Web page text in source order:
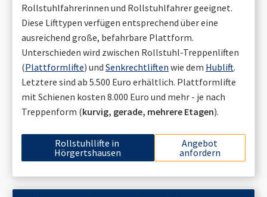
Rollstuhlfahrerinnen und Rollstuhlfahrer geeignet.
Diese Lifttypen verfügen entsprechend über eine
ausreichend große, befahrbare Plattform.
Unterschieden wird zwischen Rollstuhl-Treppenliften
(Plattformlifte) und Senkrechtliften wie dem Hublift.
Letztere sind ab 5.500 Euro erhältlich. Plattformlifte
mit Schienen kosten 8.000 Euro und mehr - je nach
Treppenform (kurvig, gerade, mehrere Etagen).
Rollstuhllifte in
Hörgertshausen
Angebot
anfordern